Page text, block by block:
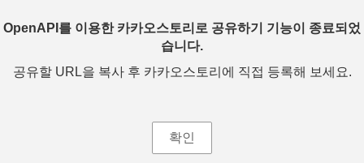
OpenAPI를 이용한 카카오스토리로 공유하기 기능이 종료되었
습니다.
공유할 URL을 복사 후 카카오스토리에 직접 등록해 보세요.
확인